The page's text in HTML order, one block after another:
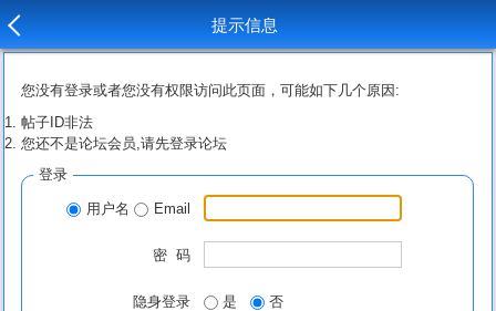
提示信息
您没有登录或者您没有权限访问此页面，可能如下几个原因:
帖子ID非法
您还不是论坛会员,请先登录论坛
登录
用户名 Email
密 码
隐身登录 是 否